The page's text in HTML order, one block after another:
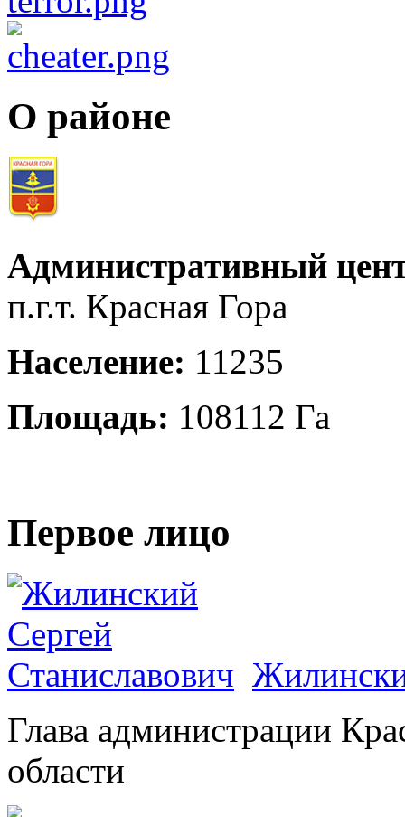
О районе
Административный
п.г.т. Красная Гора
Население: 11235
Площадь: 108112 Га
Первое лицо
Глава администрации
области